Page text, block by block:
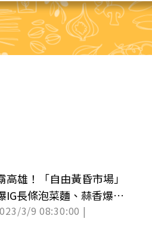
高雄！「自由黃昏市場」
IG長條泡菜麵、蒜香爆漿
3/9 08:30:00 |